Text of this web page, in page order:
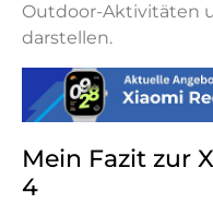
Outdoor-Aktivitäten
darstellen.
Mein Fazit zur
4